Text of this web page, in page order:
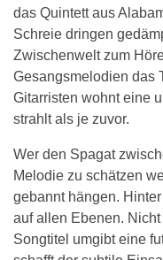
das Quintett aus
Schreie dringen
Zwischenwelt zum
Gesangsmelodien das
Gitarristen wohnt eine
strahlt als je zuvor.
Wer den Spagat
Melodie zu schätzen
gebannt hängen.
auf allen Ebenen.
Songtitel umgibt eine